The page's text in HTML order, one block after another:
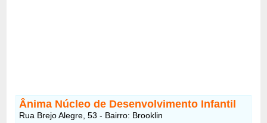
Ânima Núcleo de Desenvolvimento Infantil
Rua Brejo Alegre, 53 - Bairro: Brooklin